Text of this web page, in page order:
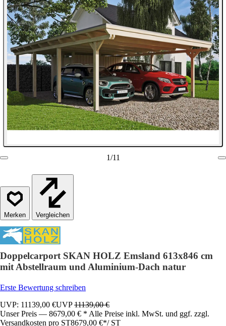
1/11
Vergleichen
Doppelcarport SKAN HOLZ Emsland 613x846 cm
mit Abstellraum und Aluminium-Dach natur
Erste Bewertung schreiben
UVP: 11139,00 €UVP11139,00 €
Unser Preis — 8679,00 € * Alle Preise inkl. MwSt. und ggf. zzgl.
Versandkosten pro ST8679,00 €*/ ST